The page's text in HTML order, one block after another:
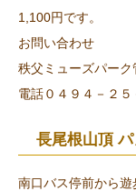
1,100円です。
お問い合わせ
秩父ミューズパーク
電話０４９４－２５
長尾根山頂
南口バス停前から